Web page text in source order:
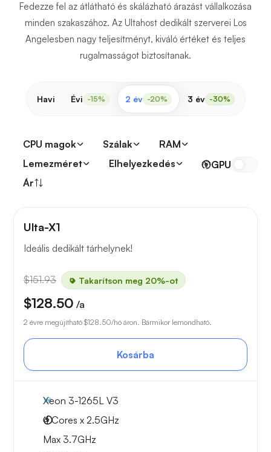
Fedezze fel az átlátható és skálázható árazást vállalkozása
minden szakaszához. Az Ultahost dedikált szerverei Los
Angelesben nagy teljesítményt, kiváló értéket és teljes
rugalmasságot biztosítanak.
Havi Évi -15% 2 év -20% 3 év -30%
CPU magok Szálak
RAM
Lemezméret
Elhelyezkedés
Ár
GPU
Ulta-X1
Ideális dedikált tárhelynek!
$151.93 Takarítson meg 20%-ot
$128.50 /a
2 évre megújítható $128.50/hó áron. Bármikor lemondható.
Kosárba
Xeon 3-1265L V3
4 Cores x 2.5GHz
Max 3.7GHz